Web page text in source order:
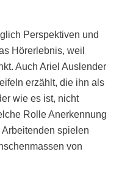
Perspektiven und
Hörerlebnis, weil
Auch Ariel Auslender
erzählt, die ihn als
wie es ist, nicht
Rolle Anerkennung
spielen
von